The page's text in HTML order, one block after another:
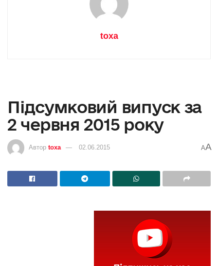
toxa
Підсумковий випуск за
2 червня 2015 року
Автор toxa 02.06.2015 AA